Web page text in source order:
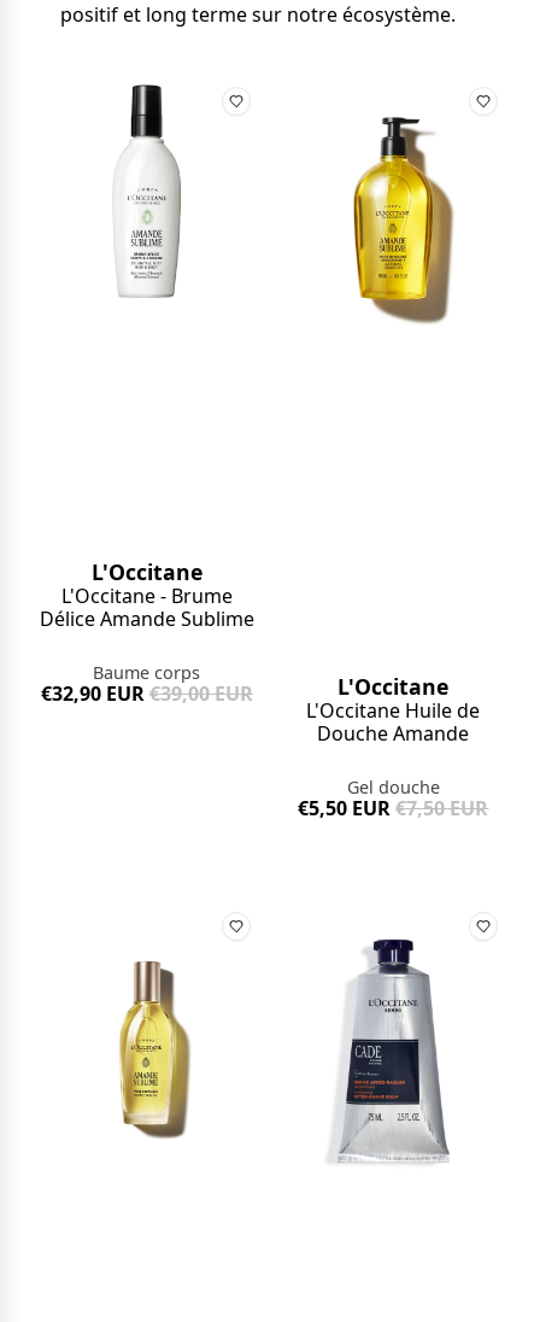
positif et long terme sur notre écosystème.
L'Occitane
L'Occitane - Brume
Délice Amande Sublime
Baume corps
€32,90 EUR€39,00 EUR L'Occitane
L'Occitane Huile de
Douche Amande
Gel douche
€5,50 EUR€7,50 EUR